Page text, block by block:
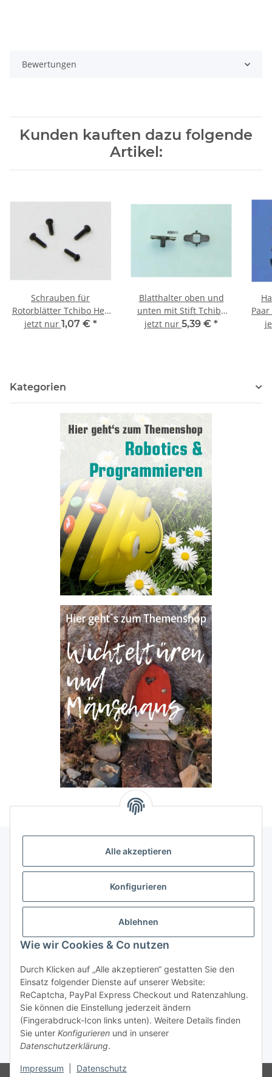
Alle akzeptieren
Konfigurieren
Ablehnen
Wie wir Cookies & Co nutzen
Durch Klicken auf „Alle akzeptieren“ gestatten Sie den
Einsatz folgender Dienste auf unserer Website:
ReCaptcha, PayPal Express Checkout und Ratenzahlung.
Sie können die Einstellung jederzeit ändern
(Fingerabdruck-Icon links unten). Weitere Details finden
Sie unter Konfigurieren und in unserer
Datenschutzerklärung.
Impressum Datenschutz
Bewertungen
Kunden kauften dazu folgende
Artikel:
Schrauben für
Rotorblätter Tchibo Heli
/ Jamara Alvis
jetzt nur 1,07 € *
Blatthalter oben und
unten mit Stift Tchibo
Heli / Jamara Alvis -
jetzt nur 5,39 € *
Kategorien
Allgemeine Informationen
Rechtliche Infomationen
Service
Vertrag widerrufen
* Alle Preise inkl. gesetzlicher USt., zzgl.